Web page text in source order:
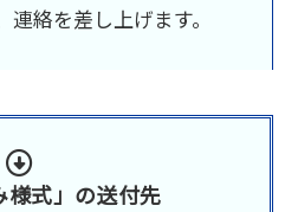
絡を差し上げます。
様式」の送付先